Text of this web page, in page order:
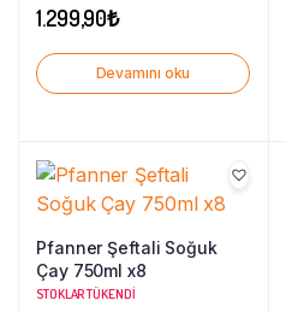
1.299,90₺
Devamını oku
Pfanner Şeftali Soğuk
Çay 750ml x8
STOKLAR TÜKENDI